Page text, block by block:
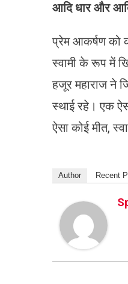
आदि धार और
प्रेम आकर्षण को
स्वामी के रूप में
हजूर महाराज ने
स्थाई रहे। एक
ऐसा कोई मीत,
Author Recent